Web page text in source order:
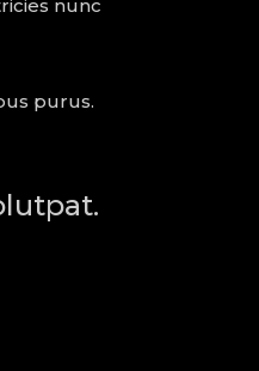
nunc
purus.